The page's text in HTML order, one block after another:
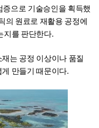
으로 기술승인을 획득했
의 원료로 재활용 공정에
지를 판단한다.
는 공정 이상이나 품질
만들기 때문이다.